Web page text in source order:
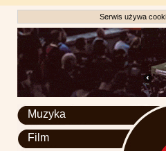
Serwis używa
Muzyka
Film